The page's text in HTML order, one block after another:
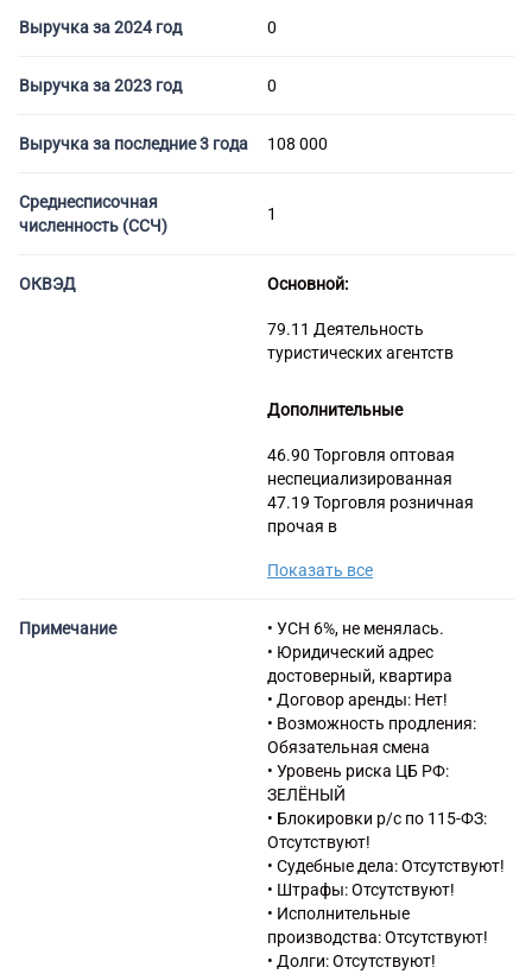
Выручка за 2024 год 0
Выручка за 2023 год 0
Выручка за последние 3 года 108 000
Среднесписочная
численность (ССЧ)
1
ОКВЭД Основной:
79.11 Деятельность
туристических агентств
Дополнительные
46.90 Торговля оптовая
неспециализированная
47.19 Торговля розничная
прочая в
магазинах
магазинов, палаток, рынков
79.90.1 Деятельность по
предоставлению
туристических
информационных услуг
79.90.2 Деятельность по
предоставлению
экскурсионных туристических
услуг
79.90.3 Деятельность по
предоставлению
туристических услуг,
связанных с бронированием
Показать все
Примечание
• УСН 6%, не менялась.
• Юридический адрес
достоверный, квартира
• Договор аренды: Нет!
• Возможность продления:
Обязательная смена
• Уровень риска ЦБ РФ:
ЗЕЛЁНЫЙ
• Блокировки р/с по 115-ФЗ:
Отсутствуют!
• Судебные дела: Отсутствуют!
• Штрафы: Отсутствуют!
• Исполнительные
производства: Отсутствуют!
• Долги: Отсутствуют!